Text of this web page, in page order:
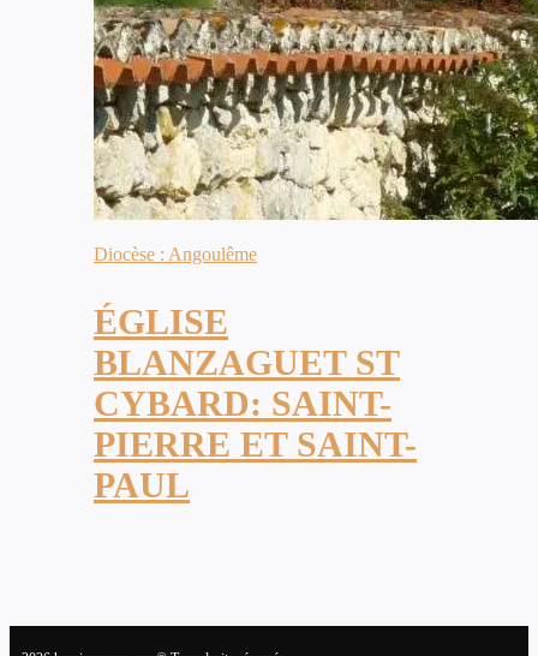
Diocèse : Angoulême
ÉGLISE
BLANZAGUET ST
CYBARD: SAINT-
PIERRE ET SAINT-
PAUL